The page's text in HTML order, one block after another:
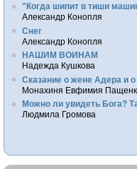
"Когда шипит в тиши
Александр Конопля
Снег
Александр Конопля
НАШИМ ВОИНАМ
Надежда Кушкова
Сказание о жене Адера и
Монахиня Евфимия
Можно ли увидеть Бога?
Людмила Громова